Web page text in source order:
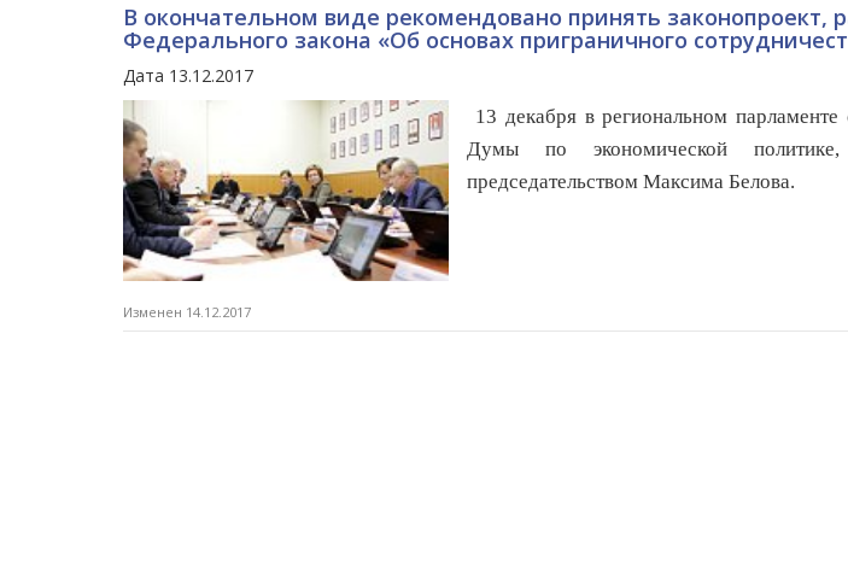
В окончательном виде рекомендовано принять законопроект,
Федерального закона «Об основах приграничного
Дата 13.12.2017
13 декабря в региональном парламенте
Думы по экономической
председательством Максима Белова.
Изменен 14.12.2017